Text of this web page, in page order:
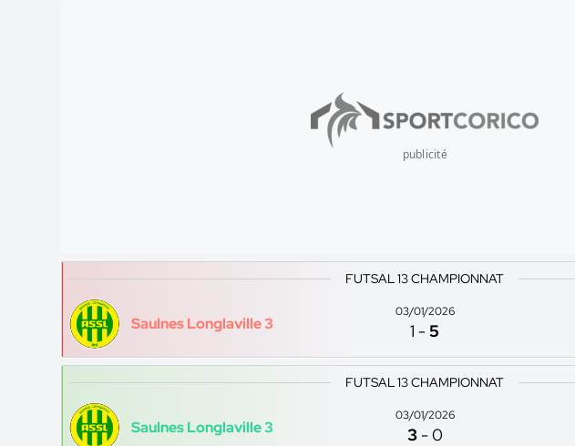
publicité
FUTSAL 13 CHAMPIONNAT
Saulnes Longlaville 3
03/01/2026
1 -5
FUTSAL 13 CHAMPIONNAT
Saulnes Longlaville 3
03/01/2026
3 -0